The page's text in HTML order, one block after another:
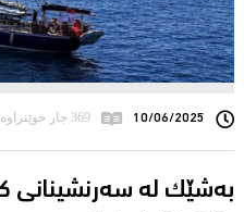
10/06/2025 369 جار خوێنراوەتەوە
به‌شێك له‌ سه‌رنشینانی